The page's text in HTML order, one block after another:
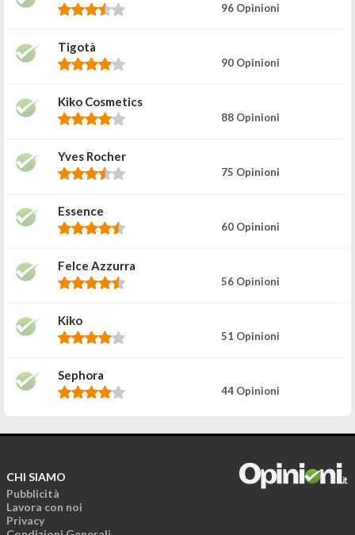
96 Opinioni
Tigotà
90 Opinioni
Kiko Cosmetics
88 Opinioni
Yves Rocher
75 Opinioni
Essence
60 Opinioni
Felce Azzurra
56 Opinioni
Kiko
51 Opinioni
Sephora
44 Opinioni
CHI SIAMO
Pubblicità
Lavora con noi
Privacy